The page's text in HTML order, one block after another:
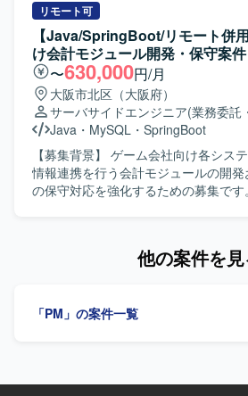
積んでいただけます。 【開発環境】 SAP IBPおよびサプラ
イチェーン計画関連ツールを用いた環
きます。
ご担当いただきます。コンフィグや手
ネットワーク機器の設定変更作業も実
タセンタ内の構築案件や要件追加案件
から一人称で対応し、顧客や他メンバ
を推進していただきます。 【求める人物像】 ネットワーク
設計・構築の実務経験を活かし、自ら
的に行動できる方を求めています。顧
円滑にコミュニケーションを取りなが
案件を推進できる方にマッチするポジシ
ションの魅力】 大手流通業向けの大
に上流工程から携わることができ、
境】 Cisco製ネットワーク機器を中心
リモート可
【Java/SpringBoot/リモート併
け会計モジュール開発・保守案件
〜630,000円/月
大阪市北区（大阪府）
サーバサイドエンジニア(業務委託
Java ・ MySQL ・ SpringBoot
【募集背景】 ゲーム会社向け各シス
情報連携を行う会計モジュールの開
の保守対応を強化するための募集です。 【作業内容】 複
設計などの上流工程にも携わっていただ
的に要件定義や基本設計を主体的に担
計や要件定義まで幅広い工程に関わ
他の案件を
「PM」の案件一覧